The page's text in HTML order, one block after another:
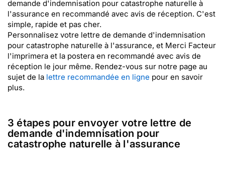
demande d'indemnisation pour catastrophe naturelle à
l'assurance en recommandé avec avis de réception. C'est
simple, rapide et pas cher.
Personnalisez votre lettre de demande d'indemnisation
pour catastrophe naturelle à l'assurance, et Merci Facteur
l'imprimera et la postera en recommandé avec avis de
réception le jour même. Rendez-vous sur notre page au
sujet de la lettre recommandée en ligne pour en savoir
plus.
3 étapes pour envoyer votre lettre de
demande d'indemnisation pour
catastrophe naturelle à l'assurance